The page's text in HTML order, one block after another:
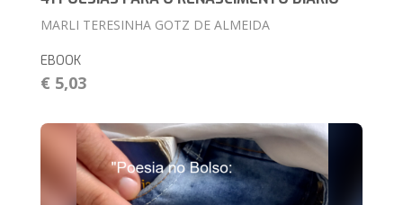
MARLI TERESINHA GOTZ DE ALMEIDA
EBOOK
€ 5,03